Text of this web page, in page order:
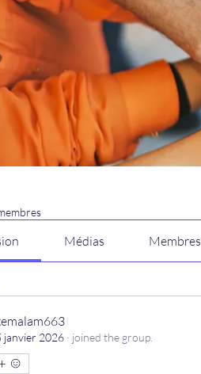
Médias Membres
janvier 2026 · joined the group.